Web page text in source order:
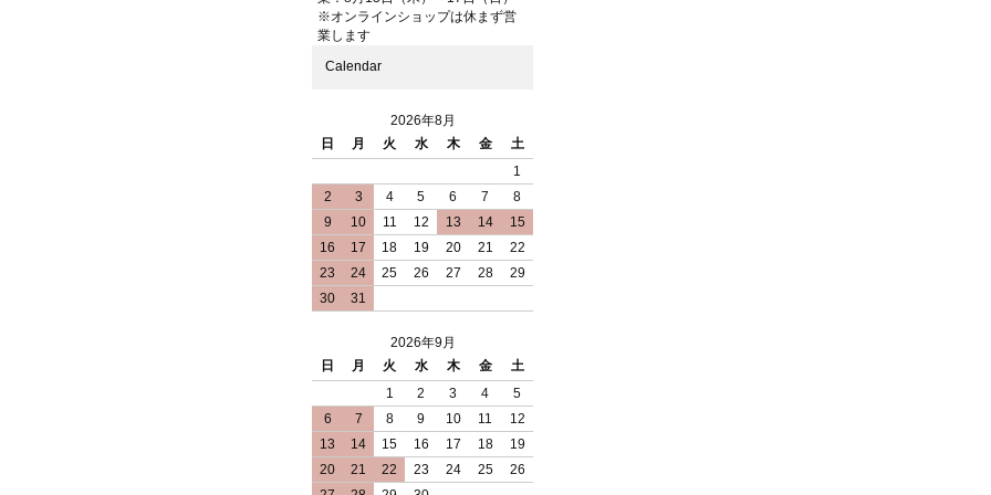
※オンラインショップは休まず営
業します
Calendar
2026年8月
日
月 火 水 木 金
土
1
2
3 4 5 6 7
8
9
10 11 12 13 14
15
16
17 18 19 20 21
22
23
24 25 26 27 28
29
30
31
2026年9月
日
月 火 水 木 金
土
1
2 3 4
5
6
7 8 9 10 11
12
13
14 15 16 17 18
19
20
21 22 23 24 25
26